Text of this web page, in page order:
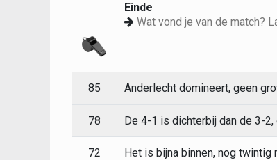
Einde
Wat vond je van de match?
85 Anderlecht domineert, geen
78 De 4-1 is dichterbij dan de 3-
72 Het is bijna binnen, nog twintig